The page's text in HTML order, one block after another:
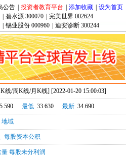
公告 投资者教育平台 添加收藏
设为首页
碧水源 300070
完美世界 002624
锡业股份 000960
迪安诊断 300244
线/周K线/月K线] [2022-01-20 15:00:03]
最低 33.630 最新 34.690
地域
每股资本公积
量 每股未分利润